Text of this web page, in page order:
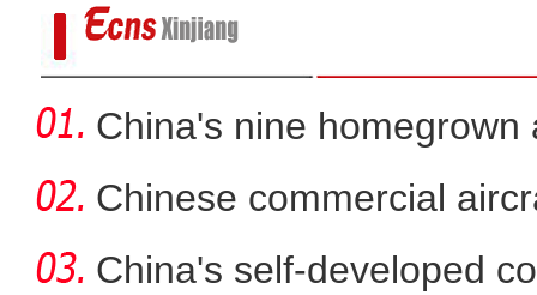
新疆沙雅县：多彩校园活
China's nine homegrown
in
Chinese commercial
fli
China's self-developed